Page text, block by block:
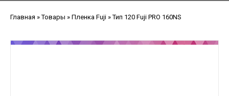
Главная »Товары » Пленка Fuji »Тип 120 Fuji PRO 160NS